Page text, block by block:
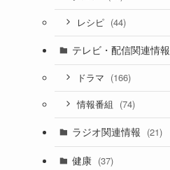
レシピ (44)
テレビ・配信関連情報
ドラマ (166)
情報番組 (74)
ラジオ関連情報 (21)
健康 (37)